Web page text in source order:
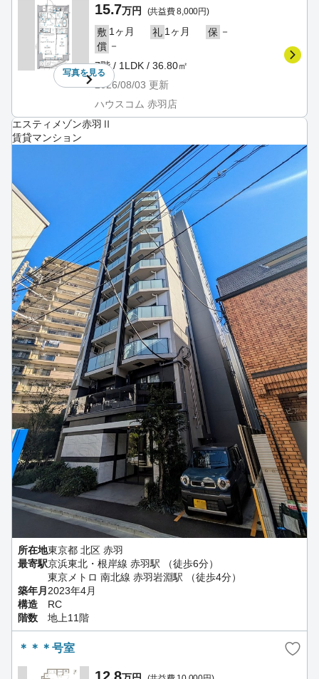
写真を見る
15.7万円 (共益費 8,000円)
敷 1ヶ月 礼 1ヶ月 保 －
償 －
7階 / 1LDK / 36.80㎡
2026/08/03 更新
ハウスコム 赤羽店
エスティメゾン赤羽Ⅱ
賃貸マンション
所在地東京都 北区 赤羽
最寄駅京浜東北・根岸線 赤羽駅 （徒歩6分）
東京メトロ 南北線 赤羽岩淵駅 （徒歩4分）
築年月 2023年4月
構造
RC
階数
地上11階
＊＊＊号室